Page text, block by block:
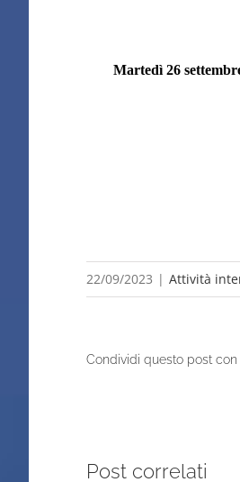
Martedì 26
22/09/2023 | Attività
Condividi questo post
Post correlati